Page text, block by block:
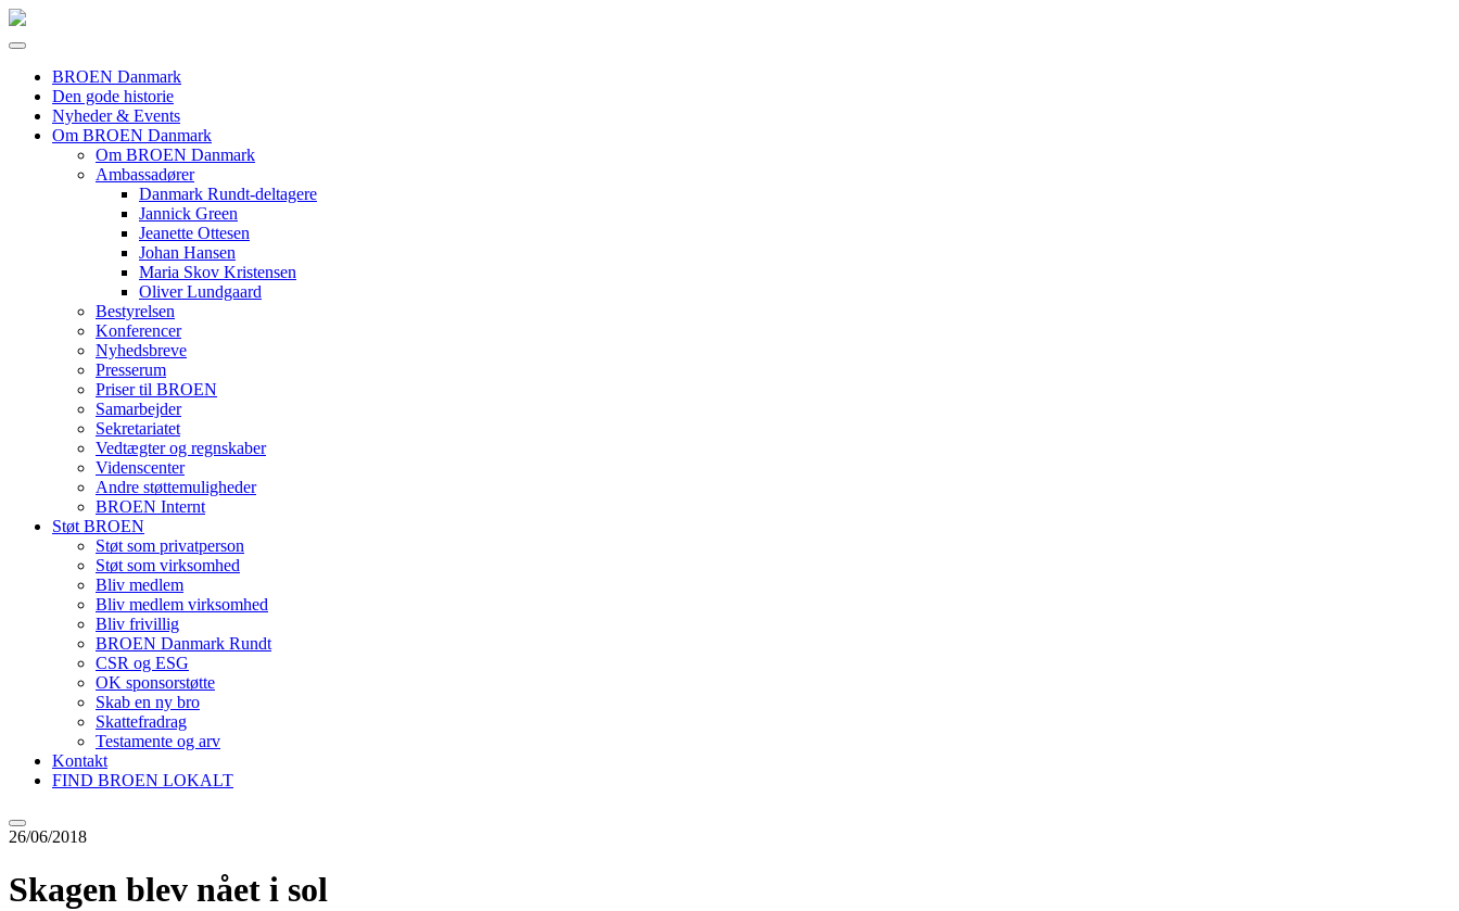
BROEN Danmark
Den gode historie
Nyheder & Events
Om BROEN Danmark
Om BROEN Danmark
Ambassadører
Danmark Rundt-deltagere
Jannick Green
Jeanette Ottesen
Johan Hansen
Maria Skov Kristensen
Oliver Lundgaard
Bestyrelsen
Konferencer
Nyhedsbreve
Presserum
Priser til BROEN
Samarbejder
Sekretariatet
Vedtægter og regnskaber
Videnscenter
Andre støttemuligheder
BROEN Internt
Støt BROEN
Støt som privatperson
Støt som virksomhed
Bliv medlem
Bliv medlem virksomhed
Bliv frivillig
BROEN Danmark Rundt
CSR og ESG
OK sponsorstøtte
Skab en ny bro
Skattefradrag
Testamente og arv
Kontakt
FIND BROEN LOKALT
26/06/2018
Skagen blev nået i sol